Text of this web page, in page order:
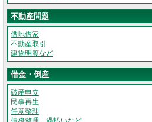
不動産問題
借地借家
不動産取引
建物明渡など
借金・倒産
破産申立
民事再生
任意整理